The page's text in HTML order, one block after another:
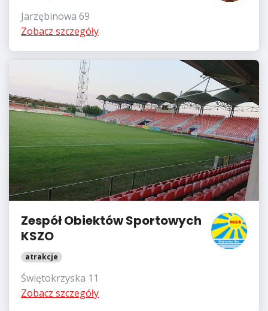
Jarzębinowa 69
Zobacz szczegóły
Zespół Obiektów Sportowych
KSZO
atrakcje
Świętokrzyska 11
Zobacz szczegóły